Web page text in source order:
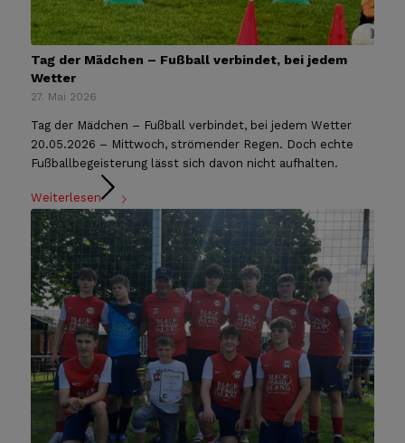
Tag der Mädchen – Fußball verbindet, bei jedem
Wetter
27. Mai 2026
Tag der Mädchen – Fußball verbindet, bei jedem Wetter
20.05.2026 – Mittwoch, strömender Regen. Doch echte
Fußballbegeisterung lässt sich davon nicht aufhalten.
Weiterlesen